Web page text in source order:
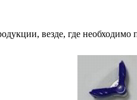
везде, где необходимо